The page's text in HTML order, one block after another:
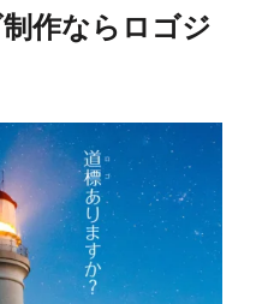
作ならロゴジ